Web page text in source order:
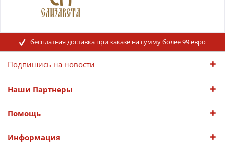
бесплатная доставка при заказе на сумму более 99 евро
Подпишись на новости
Наши Партнеры
Помощь
Информация